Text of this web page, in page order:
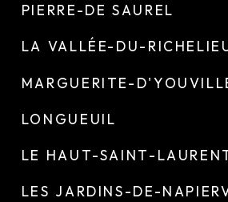
PIERRE-DE SAUREL
LA VALLÉE-DU-
MARGUERITE-
LONGUEUIL
LE HAUT-SAINT-
LES JARDINS-DE-